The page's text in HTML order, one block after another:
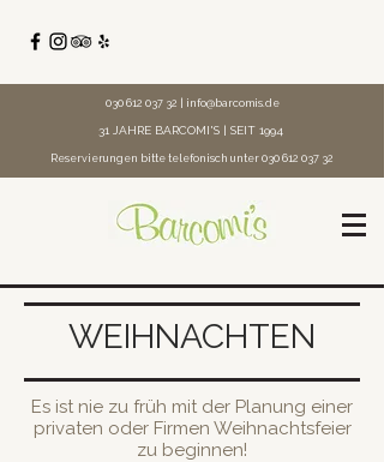
030 612 037 32 info@barcomis.de
31 JAHRE BARCOMI'S | SEIT 1994
Reservierungen bitte telefonisch unter 030 612 037 32
WEIHNACHTEN
Es ist nie zu früh mit der Planung einer
privaten oder Firmen Weihnachtsfeier
zu beginnen!